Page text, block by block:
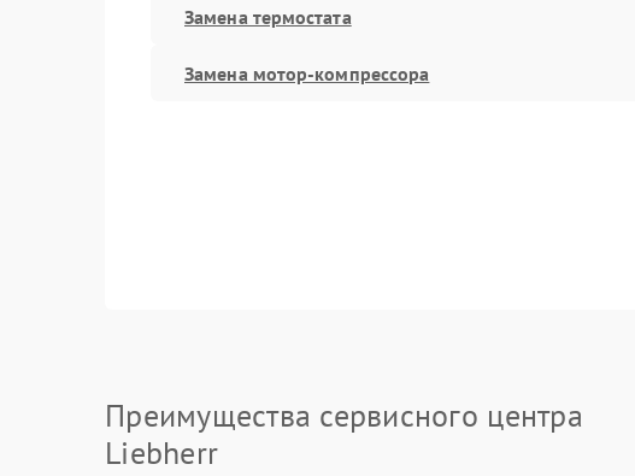
Замена термостата
Замена мотор-компрессора
Преимущества сервисного центра
Liebherr